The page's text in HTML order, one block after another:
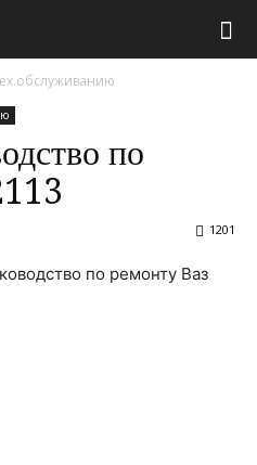
по
1201